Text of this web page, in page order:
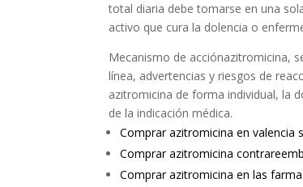
total diaria debe tomarse en una
activo que cura la dolencia o
Mecanismo de acciónazitromicina,
línea, advertencias y riesgos de
azitromicina de forma individual, la
de la indicación médica.
Comprar azitromicina en valencia
Comprar azitromicina
Comprar azitromicina en las